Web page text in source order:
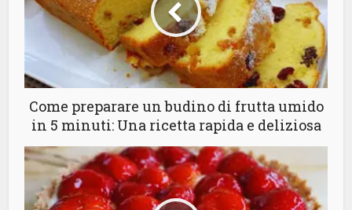
Come preparare un budino di frutta umido
in 5 minuti: Una ricetta rapida e deliziosa